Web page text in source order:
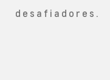
desafiadores.